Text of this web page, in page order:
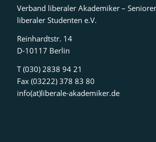
Verband liberaler Akademiker –
liberaler Studenten e.V.
Reinhardtstr. 14
D-10117 Berlin
T (030) 2838 94 21
Fax (03222) 378 83 80
info(at)liberale-akademiker.de